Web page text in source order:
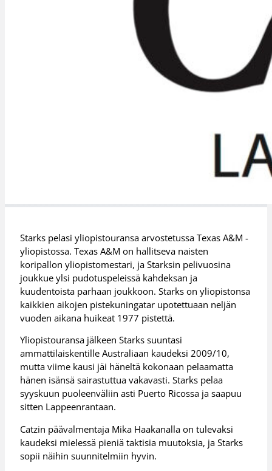
Starks pelasi yliopistouransa arvostetussa Texas A&M -
yliopistossa. Texas A&M on hallitseva naisten
koripallon yliopistomestari, ja Starksin pelivuosina
joukkue ylsi pudotuspeleissä kahdeksan ja
kuudentoista parhaan joukkoon. Starks on yliopistonsa
kaikkien aikojen pistekuningatar upotettuaan neljän
vuoden aikana huikeat 1977 pistettä.
Yliopistouransa jälkeen Starks suuntasi
ammattilaiskentille Australiaan kaudeksi 2009/10,
mutta viime kausi jäi häneltä kokonaan pelaamatta
hänen isänsä sairastuttua vakavasti. Starks pelaa
syyskuun puoleenväliin asti Puerto Ricossa ja saapuu
sitten Lappeenrantaan.
Catzin päävalmentaja Mika Haakanalla on tulevaksi
kaudeksi mielessä pieniä taktisia muutoksia, ja Starks
sopii näihin suunnitelmiin hyvin.